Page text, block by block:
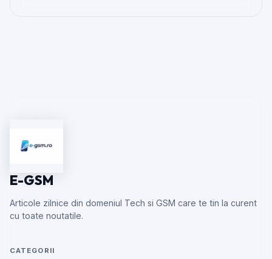
E-GSM
Articole zilnice din domeniul Tech si GSM care te tin la curent
cu toate noutatile.
CATEGORII